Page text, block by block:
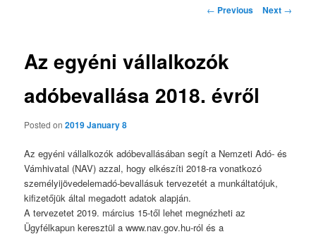
Post
← Previous Next →
Az egyéni vállalkozók
adóbevallása 2018. évről
Posted on2019 January 8
Az egyéni vállalkozók adóbevallásában segít a Nemzeti Adó- és
Vámhivatal (NAV) azzal, hogy elkészíti 2018-ra vonatkozó
személyijövedelemadó-bevallásuk tervezetét a munkáltatójuk,
kifizetőjük által megadott adatok alapján.
A tervezetet 2019. március 15-től lehet megnézheti az
Ügyfélkapun keresztül a www.nav.gov.hu-ról és a